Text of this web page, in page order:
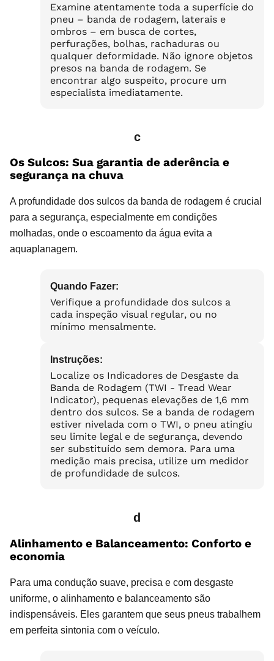
Examine atentamente toda a superfície do
pneu – banda de rodagem, laterais e
ombros – em busca de cortes,
perfurações, bolhas, rachaduras ou
qualquer deformidade. Não ignore objetos
presos na banda de rodagem. Se
encontrar algo suspeito, procure um
especialista imediatamente.
c
Os Sulcos: Sua garantia de aderência e
segurança na chuva
A profundidade dos sulcos da banda de rodagem é crucial
para a segurança, especialmente em condições
molhadas, onde o escoamento da água evita a
aquaplanagem.
Quando Fazer:
Verifique a profundidade dos sulcos a
cada inspeção visual regular, ou no
mínimo mensalmente.
Instruções:
Localize os Indicadores de Desgaste da
Banda de Rodagem (TWI - Tread Wear
Indicator), pequenas elevações de 1,6 mm
dentro dos sulcos. Se a banda de rodagem
estiver nivelada com o TWI, o pneu atingiu
seu limite legal e de segurança, devendo
ser substituído sem demora. Para uma
medição mais precisa, utilize um medidor
de profundidade de sulcos.
d
Alinhamento e Balanceamento: Conforto e
economia
Para uma condução suave, precisa e com desgaste
uniforme, o alinhamento e balanceamento são
indispensáveis. Eles garantem que seus pneus trabalhem
em perfeita sintonia com o veículo.